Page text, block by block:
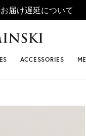
届け遅延について
#ビアンカ
ACCESSORIES